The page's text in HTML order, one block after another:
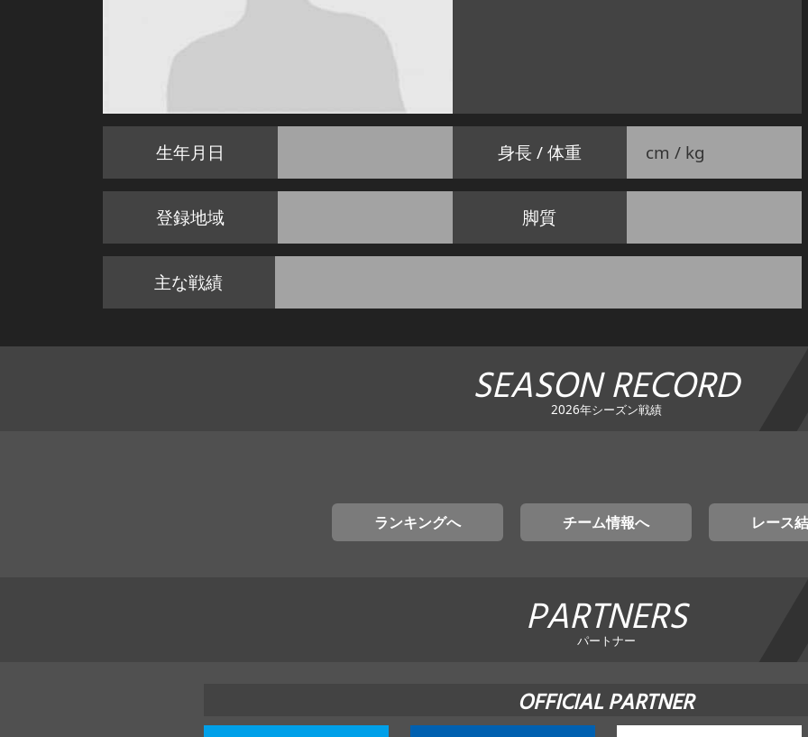
生年月日 身長 / 体重 cm / kg
登録地域 脚質
主な戦績
SEASON RECORD
2026年シーズン戦績
ランキングへ チーム情報へ レース
PARTNERS
パートナー
OFFICIAL PARTNER